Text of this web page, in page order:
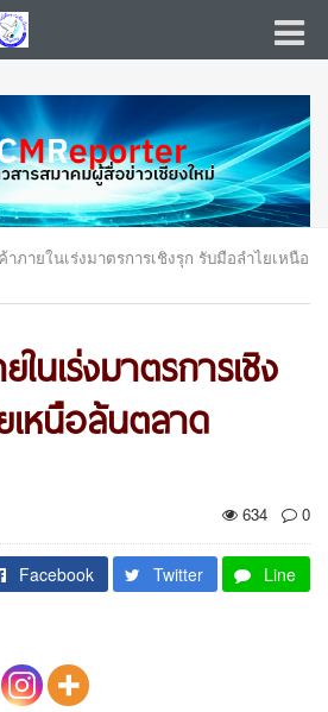
าภายในเร่งมาตรการเชิงรุก รับมือลำไยเหนือ
นเร่งมาตรการเชิง
เหนือล้นตลาด
634
0
Facebook Twitter Line